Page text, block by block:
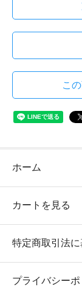
こ
ホーム
カートを見る
特定商取引法
プライバシー